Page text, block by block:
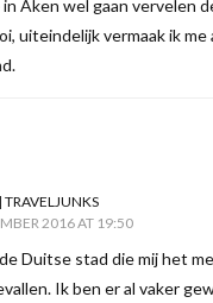
in Aken wel gaan vervelen
uiteindelijk vermaak ik me
TRAVELJUNKS
2016 AT 19:50
Duitse stad die mij het
Ik ben er al vaker